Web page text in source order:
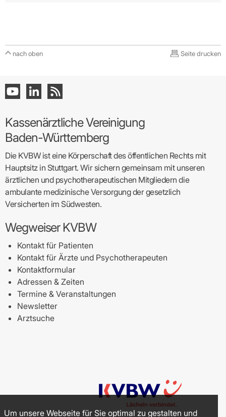
nach oben Seite drucken
Kassenärztliche Vereinigung
Baden-Württemberg
Die KVBW ist eine Körperschaft des öffentlichen Rechts mit
Hauptsitz in Stuttgart. Wir sichern gemeinsam mit unseren
ärztlichen und psychotherapeutischen Mitgliedern die
ambulante medizinische Versorgung der gesetzlich
Versicherten im Südwesten.
Wegweiser KVBW
Kontakt für Patienten
Kontakt für Ärzte und Psychotherapeuten
Kontaktformular
Adressen & Zeiten
Termine & Veranstaltungen
Newsletter
Arztsuche
Um unsere Webseite für Sie optimal zu gestalten und